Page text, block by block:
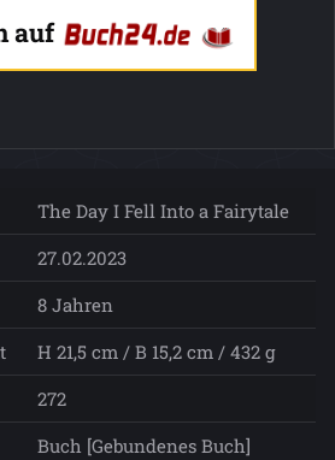
auf
The Day I Fell Into a Fairytale
27.02.2023
8 Jahren
H 21,5 cm / B 15,2 cm / 432 g
272
Buch [Gebundenes Buch]